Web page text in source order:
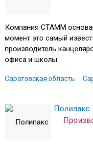
Компания СТАММ
момент это самый
производитель
офиса и школы.
Саратовская область
Полипакс